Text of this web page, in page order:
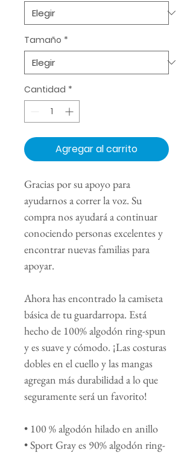
Tamaño *
Cantidad *
Agregar al carrito
Gracias por su apoyo para
ayudarnos a correr la voz. Su
compra nos ayudará a continuar
conociendo personas excelentes y
encontrar nuevas familias para
apoyar.
Ahora has encontrado la camiseta
básica de tu guardarropa. Está
hecho de 100% algodón ring-spun
y es suave y cómodo. ¡Las costuras
dobles en el cuello y las mangas
agregan más durabilidad a lo que
seguramente será un favorito!
• 100 % algodón hilado en anillo
• Sport Gray es 90% algodón ring-